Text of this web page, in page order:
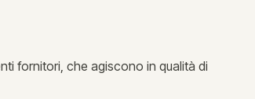
fornitori, che agiscono in qualità di